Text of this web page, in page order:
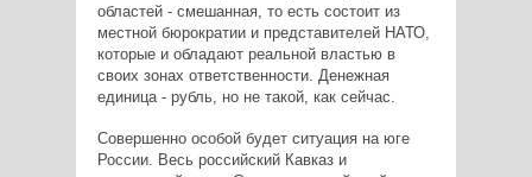
областей - смешанная, то есть состоит из
местной бюрократии и представителей НАТО,
которые и обладают реальной властью в
своих зонах ответственности. Денежная
единица - рубль, но не такой, как сейчас.
Совершенно особой будет ситуация на юге
России. Весь российский Кавказ и